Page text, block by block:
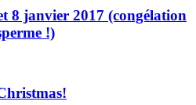
8 janvier 2017 (congélation
!)